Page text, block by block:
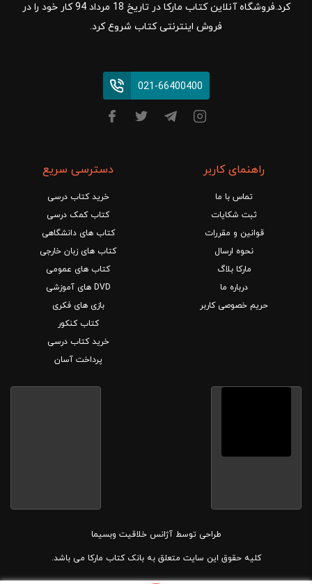
کرد.فروشگاه آنلاین کتاب مارکا در تاریخ 18 مرداد 94 کار خود را در
فروش اینترنتی کتاب شروع کرد.
021-66400400
راهنمای کاربر
تماس با ما
ثبت شکایات
قوانین و مقررات
نحوه ارسال
مارکا بلاگ
درباره ما
حریم خصوصی کاربر
دسترسی سریع
خرید کتاب درسی
کتاب کمک درسی
کتاب های دانشگاهی
کتاب های زبان خارجی
کتاب های عمومی
DVD های آموزشی
بازی های فکری
کتاب کنکور
خرید کتاب درسی
پرداخت آسان
طراحی توسطآژانس خلاقیت وبسیما
کلیه حقوق این سایت متعلق به بانک کتاب مارکا می باشد.